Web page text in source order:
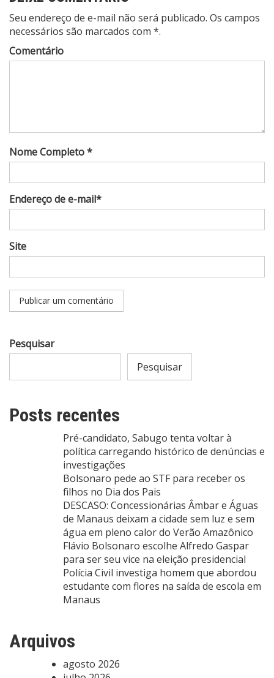
Seu endereço de e-mail não será publicado. Os campos
necessários são marcados com *.
Comentário
Nome Completo *
Endereço de e-mail*
Site
Pesquisar
Pesquisar
Posts recentes
Pré-candidato, Sabugo tenta voltar à
política carregando histórico de denúncias e
investigações
Bolsonaro pede ao STF para receber os
filhos no Dia dos Pais
DESCASO: Concessionárias Âmbar e Águas
de Manaus deixam a cidade sem luz e sem
água em pleno calor do Verão Amazônico
Flávio Bolsonaro escolhe Alfredo Gaspar
para ser seu vice na eleição presidencial
Polícia Civil investiga homem que abordou
estudante com flores na saída de escola em
Manaus
Arquivos
agosto 2026